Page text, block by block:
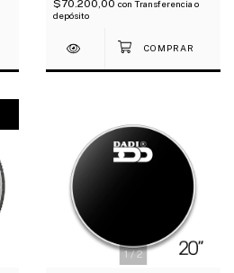
$70.200,00 con Transferencia o
depósito
1/2